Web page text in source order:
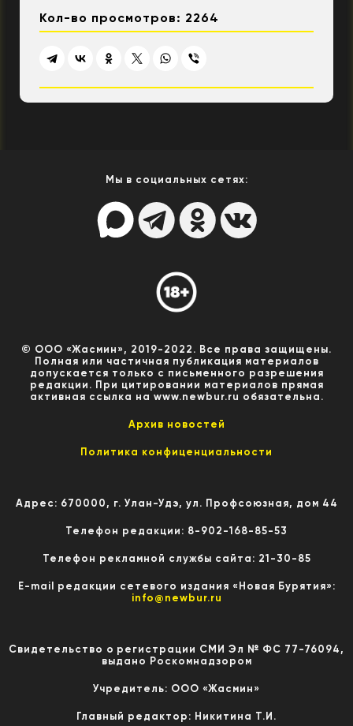
Кол-во просмотров: 2264
Мы в социальных сетях:
© ООО «Жасмин», 2019-2022. Все права защищены.
Полная или частичная публикация материалов
допускается только с письменного разрешения
редакции. При цитировании материалов прямая
активная ссылка на www.newbur.ru обязательна.
Архив новостей
Политика конфиценциальности
Адрес: 670000, г. Улан-Удэ, ул. Профсоюзная, дом 44
Телефон редакции: 8-902-168-85-53
Телефон рекламной службы сайта: 21-30-85
E-mail редакции сетевого издания «Новая Бурятия»:
info@newbur.ru
Свидетельство о регистрации СМИ Эл № ФС 77-76094,
выдано Роскомнадзором
Учредитель: ООО «Жасмин»
Главный редактор: Никитина Т.И.